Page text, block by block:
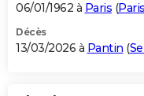
06/01/1962 à Paris (Paris
Décès
13/03/2026 à Pantin (